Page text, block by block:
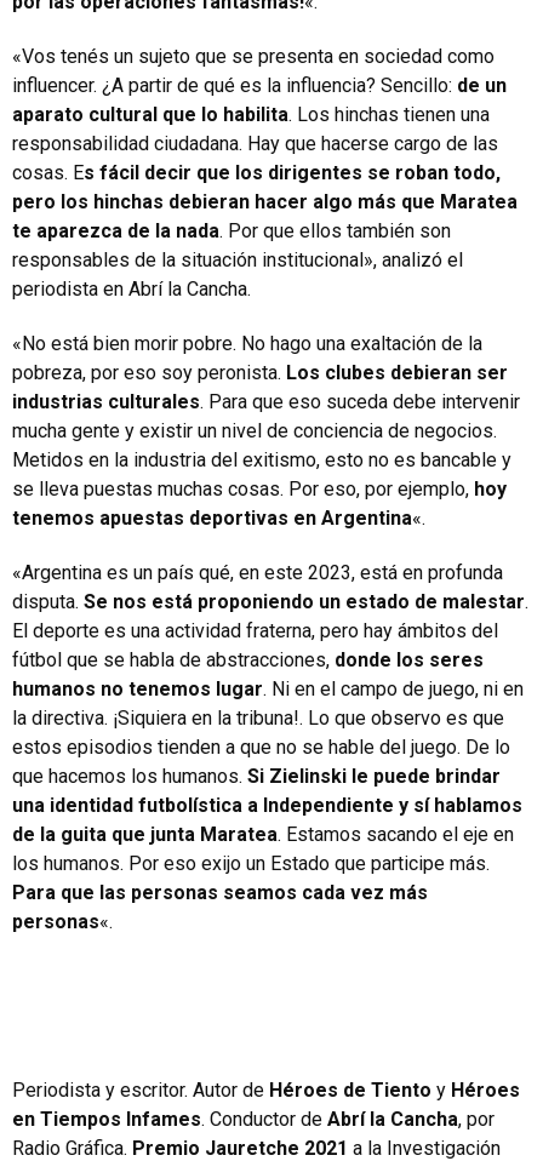
«Vos tenés un sujeto que se presenta en sociedad como
influencer. ¿A partir de qué es la influencia? Sencillo: de un
aparato cultural que lo habilita. Los hinchas tienen una
responsabilidad ciudadana. Hay que hacerse cargo de las
cosas. Es fácil decir que los dirigentes se roban todo,
pero los hinchas debieran hacer algo más que Maratea
te aparezca de la nada. Por que ellos también son
responsables de la situación institucional», analizó el
periodista en Abrí la Cancha.
«No está bien morir pobre. No hago una exaltación de la
pobreza, por eso soy peronista. Los clubes debieran ser
industrias culturales. Para que eso suceda debe intervenir
mucha gente y existir un nivel de conciencia de negocios.
Metidos en la industria del exitismo, esto no es bancable y
se lleva puestas muchas cosas. Por eso, por ejemplo, hoy
tenemos apuestas deportivas en Argentina«.
«Argentina es un país qué, en este 2023, está en profunda
disputa. Se nos está proponiendo un estado de malestar.
El deporte es una actividad fraterna, pero hay ámbitos del
fútbol que se habla de abstracciones, donde los seres
humanos no tenemos lugar. Ni en el campo de juego, ni en
la directiva. ¡Siquiera en la tribuna!. Lo que observo es que
estos episodios tienden a que no se hable del juego. De lo
que hacemos los humanos. Si Zielinski le puede brindar
una identidad futbolística a Independiente y sí hablamos
de la guita que junta Maratea. Estamos sacando el eje en
los humanos. Por eso exijo un Estado que participe más.
Para que las personas seamos cada vez más
personas«.
Periodista y escritor. Autor de Héroes de Tiento y Héroes
en Tiempos Infames. Conductor de Abrí la Cancha, por
Radio Gráfica. Premio Jauretche 2021 a la Investigación